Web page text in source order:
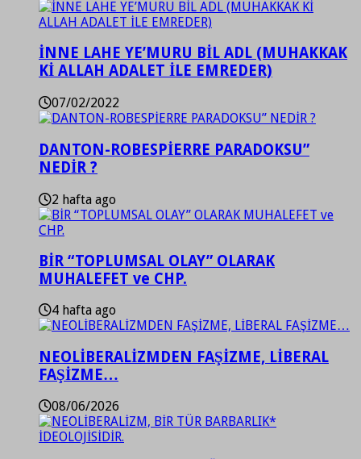
İNNE LAHE YE’MURU BİL ADL (MUHAKKAK
Kİ ALLAH ADALET İLE EMREDER)
07/02/2022
DANTON-ROBESPİERRE PARADOKSU”
NEDİR ?
2 hafta ago
BİR “TOPLUMSAL OLAY” OLARAK
MUHALEFET ve CHP.
4 hafta ago
NEOLİBERALİZMDEN FAŞİZME, LİBERAL
FAŞİZME…
08/06/2026